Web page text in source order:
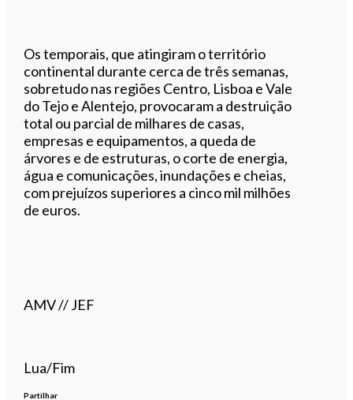
Os temporais, que atingiram o território
continental durante cerca de três semanas,
sobretudo nas regiões Centro, Lisboa e Vale
do Tejo e Alentejo, provocaram a destruição
total ou parcial de milhares de casas,
empresas e equipamentos, a queda de
árvores e de estruturas, o corte de energia,
água e comunicações, inundações e cheias,
com prejuízos superiores a cinco mil milhões
de euros.
AMV // JEF
Lua/Fim
Partilhar